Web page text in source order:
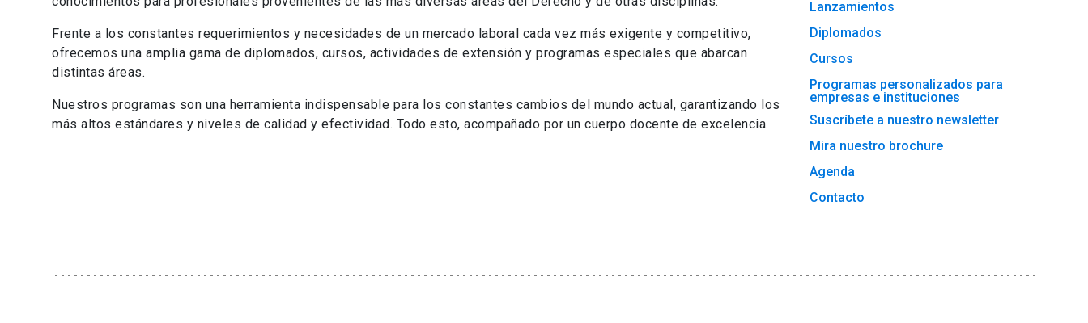
Frente a los constantes requerimientos y necesidades de un mercado laboral cada vez más exigente y competitivo,
ofrecemos una amplia gama de diplomados, cursos, actividades de extensión y programas especiales que abarcan
distintas áreas.
Nuestros programas son una herramienta indispensable para los constantes cambios del mundo actual, garantizando los
más altos estándares y niveles de calidad y efectividad. Todo esto, acompañado por un cuerpo docente de excelencia.
Lanzamientos
Diplomados
Cursos
Programas personalizados para
empresas e instituciones
Suscríbete a nuestro newsletter
Mira nuestro brochure
Agenda
Contacto